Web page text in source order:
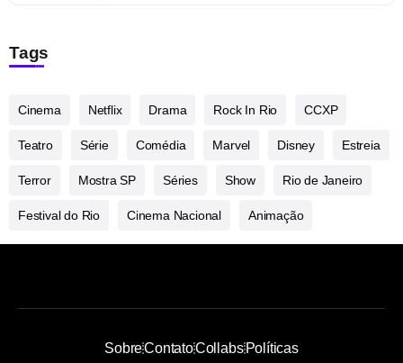
Tags
Cinema Netflix Drama Rock In Rio CCXP
Teatro Série Comédia Marvel Disney Estreia
Terror Mostra SP Séries Show Rio de Janeiro
Festival do Rio Cinema Nacional Animação
SobreContatoCollabsPolíticas